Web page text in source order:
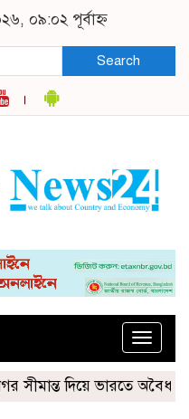
০৯:০২ পূর্বাহ্ন
Search
Toggle
দিয়ে ভারতে অবৈধ